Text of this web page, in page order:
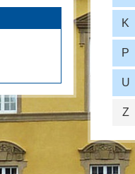
K
P
U
Z